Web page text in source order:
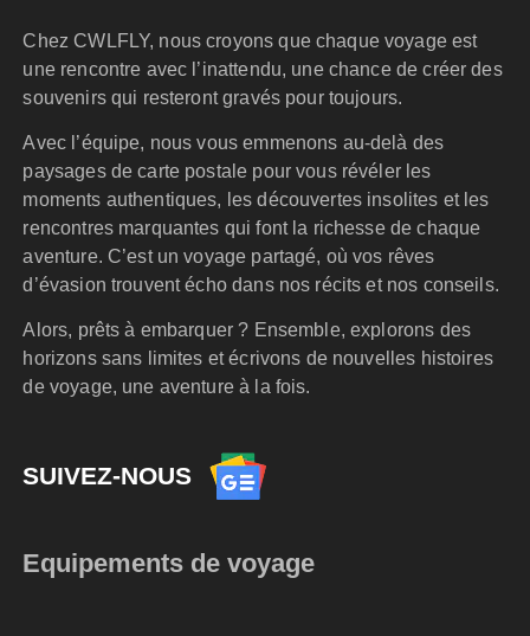
Chez CWLFLY, nous croyons que chaque voyage est
une rencontre avec l’inattendu, une chance de créer des
souvenirs qui resteront gravés pour toujours.
Avec l’équipe, nous vous emmenons au-delà des
paysages de carte postale pour vous révéler les
moments authentiques, les découvertes insolites et les
rencontres marquantes qui font la richesse de chaque
aventure. C’est un voyage partagé, où vos rêves
d’évasion trouvent écho dans nos récits et nos conseils.
Alors, prêts à embarquer ? Ensemble, explorons des
horizons sans limites et écrivons de nouvelles histoires
de voyage, une aventure à la fois.
SUIVEZ-NOUS
Equipements de voyage